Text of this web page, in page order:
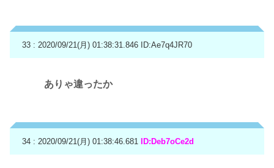
33 : 2020/09/21(月) 01:38:31.846 ID:Ae7q4JR70
ありゃ違ったか
34 : 2020/09/21(月) 01:38:46.681 ID:Deb7oCe2d